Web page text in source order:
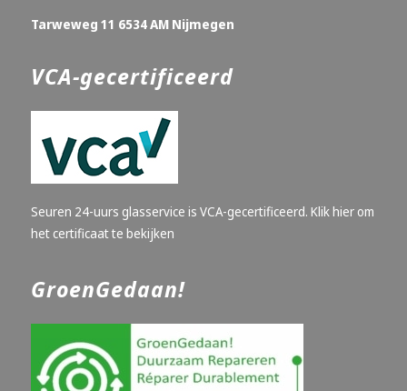
Tarweweg 11 6534 AM Nijmegen
VCA-gecertificeerd
Seuren 24-uurs glasservice is VCA-gecertificeerd. Klik hier om
het certificaat te bekijken
GroenGedaan!